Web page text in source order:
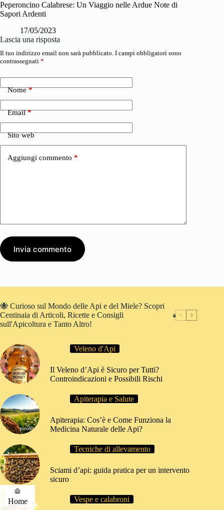
Peperoncino Calabrese: Un Viaggio nelle Ardue Note di
Sapori Ardenti
17/05/2023
Lascia una risposta
Il tuo indirizzo email non sarà pubblicato. I campi obbligatori sono
contrassegnati *
Nome*
Email*
Sito web
Aggiungi commento *
Invia commento
🐝 Curioso sul Mondo delle Api e del Miele? Scopri
Centinaia di Articoli, Ricette e Consigli
sull'Apicoltura e Tanto Altro!
Veleno d'Api
Il Veleno d’Api è Sicuro per Tutti?
Controindicazioni e Possibili Rischi
Apiterapia e Salute
Apiterapia: Cos’è e Come Funziona la
Medicina Naturale delle Api?
Tecniche di allevamento
Sciami d’api: guida pratica per un intervento
sicuro
Vespe e calabroni
Home